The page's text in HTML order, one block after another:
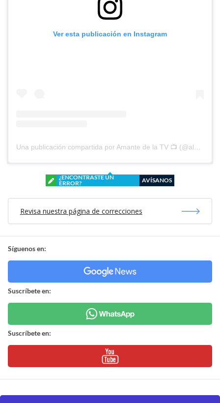
Ver esta publicación en Instagram
Una publicación compartida por Amante de la TV 📺 (@alguien_te_observa)
¿ENCONTRASTE UN
ERROR?
AVÍSANOS
Revisa nuestra página de correcciones
Síguenos en:
Suscríbete en:
Suscríbete en: